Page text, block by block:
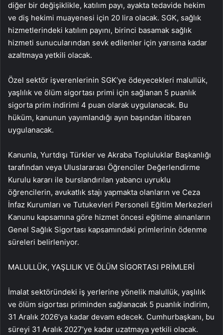
diğer bir değişiklikle, katılım payı, ayakta tedavide hekim
ve diş hekimi muayenesi için 20 lira olacak. SGK, sağlık
hizmetlerindeki katılım payını, birinci basamak sağlık
hizmeti sunucularından sevk edilenler için yarısına kadar
azaltmaya yetkili olacak.
Özel sektör işverenlerinin SGK’ye ödeyecekleri malullük,
yaşlılık ve ölüm sigortası primi için sağlanan 5 puanlık
sigorta prim indirimi 4 puan olarak uygulanacak. Bu
hüküm, kanunun yayımlandığı ayın başından itibaren
uygulanacak.
Kanunla, Yurtdışı Türkler ve Akraba Topluluklar Başkanlığı
tarafından veya Uluslararası Öğrenciler Değerlendirme
Kurulu kararı ile burslandırılan yabancı uyruklu
öğrencilerin, avukatlık stajı yapmakta olanların ve Ceza
İnfaz Kurumları ve Tutukevleri Personeli Eğitim Merkezleri
Kanunu kapsamına göre hizmet öncesi eğitime alınanların
Genel Sağlık Sigortası kapsamındaki primlerinin ödenme
süreleri belirleniyor.
MALULLÜK, YAŞLILIK VE ÖLÜM SİGORTASI PRİMLERİ
İmalat sektöründeki iş yerlerine yönelik malullük, yaşlılık
ve ölüm sigortası priminden sağlanacak 5 puanlık indirim,
31 Aralık 2026’ya kadar devam edecek. Cumhurbaşkanı, bu
süreyi 31 Aralık 2027’ye kadar uzatmaya yetkili olacak.